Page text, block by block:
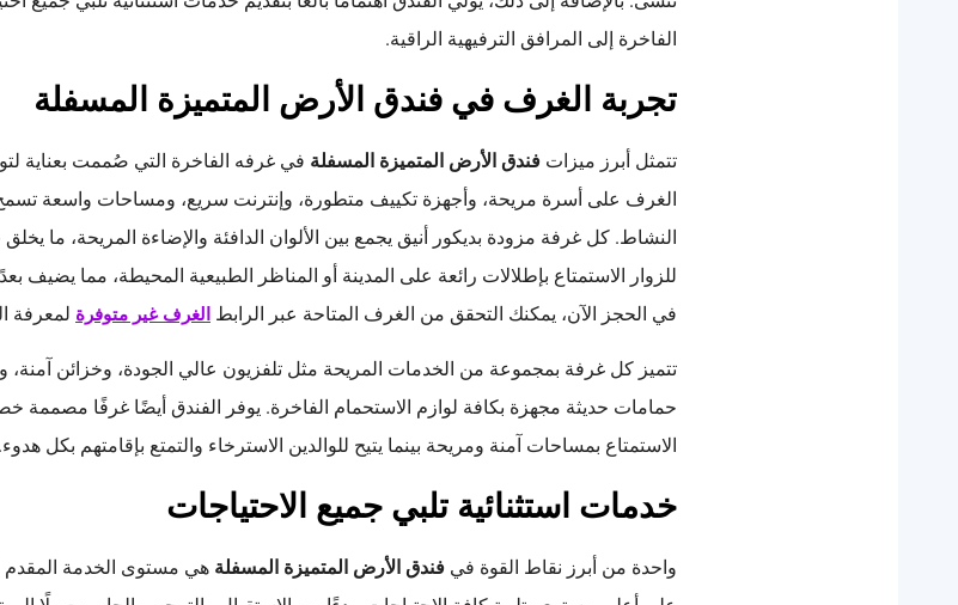
الفاخرة إلى المرافق الترفيهية الراقية.
تجربة الغرف في فندق الأرض المتميزة المسفلة
تتمثل أبرز ميزات فندق الأرض المتميزة المسفلة في غرفه الفاخرة التي صُممت بعناية
الغرف على أسرة مريحة، وأجهزة تكييف متطورة، وإنترنت سريع، ومساحات واسعة
النشاط. كل غرفة مزودة بديكور أنيق يجمع بين الألوان الدافئة والإضاءة المريحة، ما
للزوار الاستمتاع بإطلالات رائعة على المدينة أو المناظر الطبيعية المحيطة، مما يضيف
في الحجز الآن، يمكنك التحقق من الغرف المتاحة عبر الرابط الغرف غير متوفرة لمعرفة
تتميز كل غرفة بمجموعة من الخدمات المريحة مثل تلفزيون عالي الجودة، وخزائن آمنة،
حمامات حديثة مجهزة بكافة لوازم الاستحمام الفاخرة. يوفر الفندق أيضًا غرفًا مصممة
الاستمتاع بمساحات آمنة ومريحة بينما يتيح للوالدين الاسترخاء والتمتع بإقامتهم بكل هدوء.
خدمات استثنائية تلبي جميع الاحتياجات
واحدة من أبرز نقاط القوة في فندق الأرض المتميزة المسفلة هي مستوى الخدمة المقدم